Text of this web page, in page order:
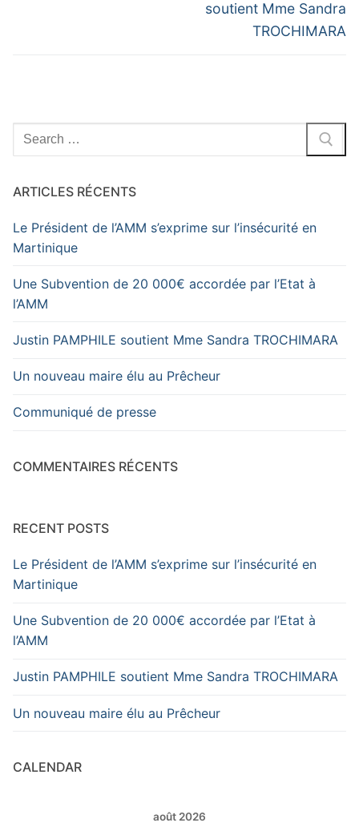
soutient Mme Sandra
TROCHIMARA
ARTICLES RÉCENTS
Le Président de l’AMM s’exprime sur l’insécurité en
Martinique
Une Subvention de 20 000€ accordée par l’Etat à
l’AMM
Justin PAMPHILE soutient Mme Sandra TROCHIMARA
Un nouveau maire élu au Prêcheur
Communiqué de presse
COMMENTAIRES RÉCENTS
RECENT POSTS
Le Président de l’AMM s’exprime sur l’insécurité en
Martinique
Une Subvention de 20 000€ accordée par l’Etat à
l’AMM
Justin PAMPHILE soutient Mme Sandra TROCHIMARA
Un nouveau maire élu au Prêcheur
CALENDAR
août 2026